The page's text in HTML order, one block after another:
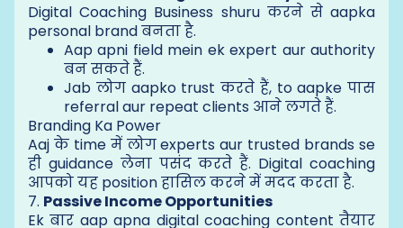
Digital Coaching Business shuru करने से aapka
personal brand बनता है.
Aap apni field mein ek expert aur authority
बन सकते हैं.
Jab लोग aapko trust करते हैं, to aapke पास
referral aur repeat clients आने लगते हैं.
Branding Ka Power
Aaj के time में लोग experts aur trusted brands se
ही guidance लेना पसंद करते हैं. Digital coaching
आपको यह position हासिल करने में मदद करता है.
7. Passive Income Opportunities
Ek बार aap apna digital coaching content तैयार